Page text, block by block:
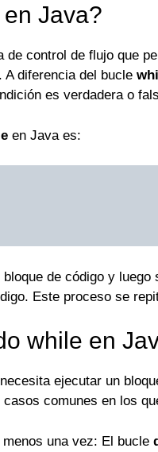
Java?
de control de flujo que
diferencia del bucle
es verdadera o
en Java es:
de código y
Este proceso se
while en
ejecutar un
comunes en los
una vez: El bucle